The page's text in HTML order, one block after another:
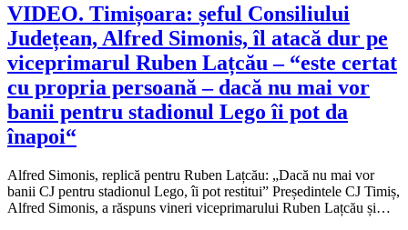
VIDEO. Timișoara: șeful Consiliului
Județean, Alfred Simonis, îl atacă dur pe
viceprimarul Ruben Lațcău – “este certat
cu propria persoană – dacă nu mai vor
banii pentru stadionul Lego îi pot da
înapoi“
Alfred Simonis, replică pentru Ruben Lațcău: „Dacă nu mai vor
banii CJ pentru stadionul Lego, îi pot restitui” Președintele CJ Timiș,
Alfred Simonis, a răspuns vineri viceprimarului Ruben Lațcău și…